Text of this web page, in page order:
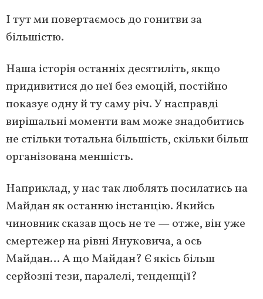
І тут ми повертаємось до гонитви за
більшістю.
Наша історія останніх десятиліть, якщо
придивитися до неї без емоцій, постійно
показує одну й ту саму річ. У насправді
вирішальні моменти вам може знадобитись
не стільки тотальна більшість, скільки більш
організована меншість.
Наприклад, у нас так люблять посилатись на
Майдан як останню інстанцію. Якийсь
чиновник сказав щось не те — отже, він уже
смертежер на рівні Януковича, а ось
Майдан… А що Майдан? Є якісь більш
серйозні тези, паралелі, тенденції?